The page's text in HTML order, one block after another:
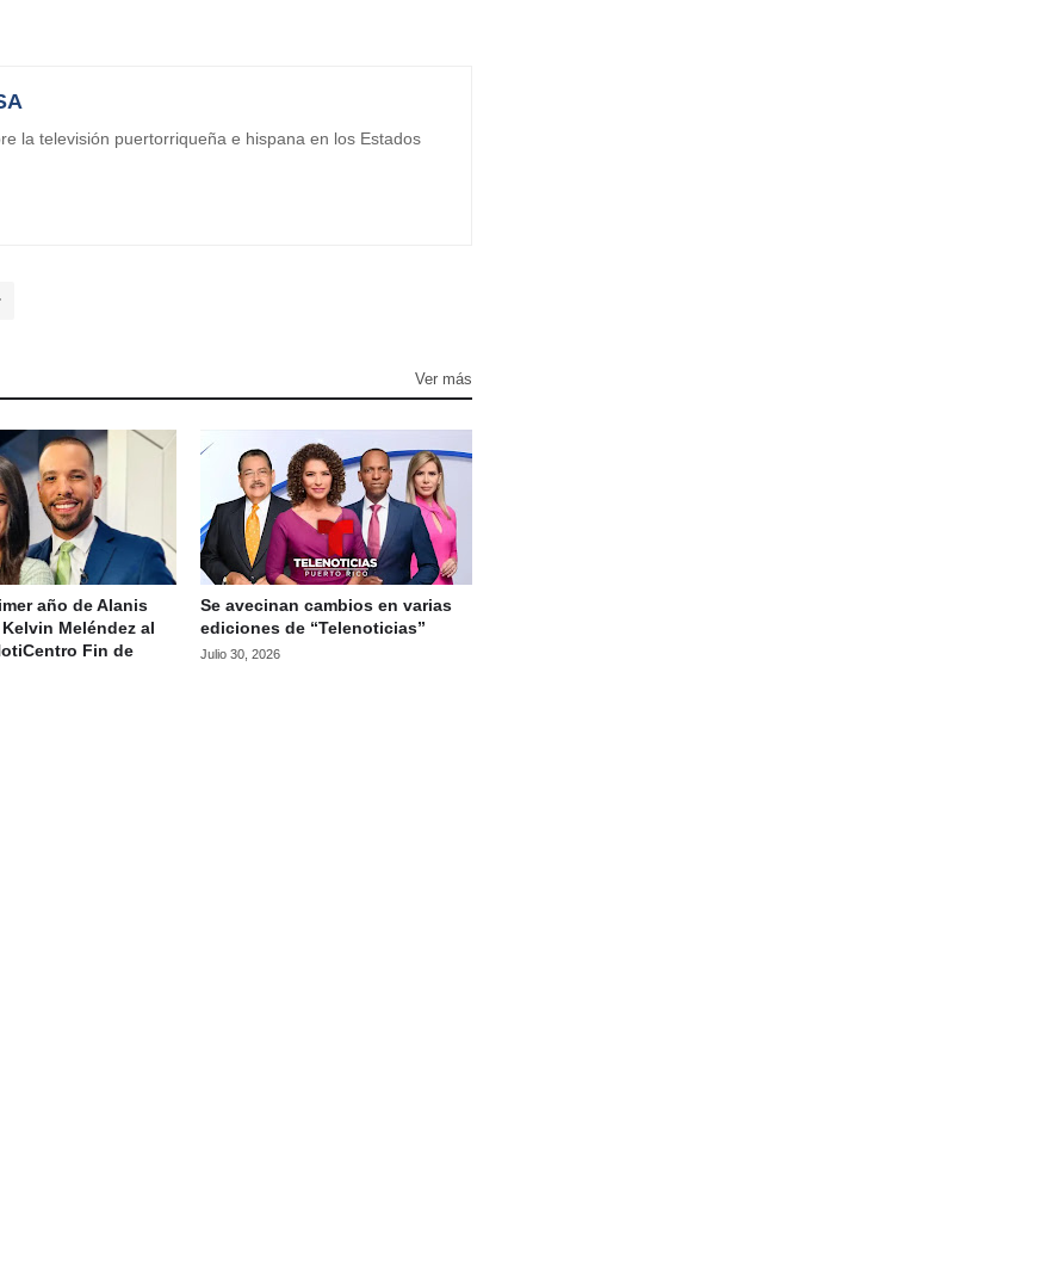
la televisión puertorriqueña e hispana en los Estados
Ver más
año de Alanis
Meléndez al
Fin de
Se avecinan cambios en varias
ediciones de “Telenoticias”
Julio 30, 2026